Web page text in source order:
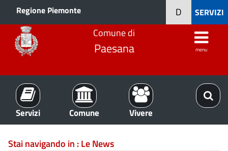
Regione Piemonte SERVIZI
D
Comune di
Paesana menu
Servizi Comune Vivere
Stai navigando in :Le News